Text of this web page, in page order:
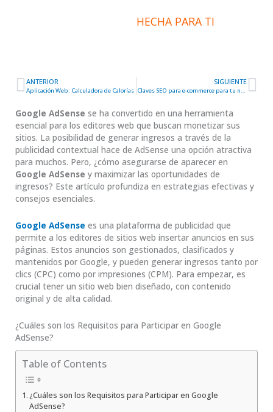
HECHA PARA TI
Ant
ANTERIOR
Aplicación Web: Calculadora de Calorías
SIGUIENTE
Claves SEO para e-commerce para tu negocio online
Google AdSense se ha convertido en una herramienta
esencial para los editores web que buscan monetizar sus
sitios. La posibilidad de generar ingresos a través de la
publicidad contextual hace de AdSense una opción atractiva
para muchos. Pero, ¿cómo asegurarse de aparecer en
Google AdSense y maximizar las oportunidades de
ingresos? Este artículo profundiza en estrategias efectivas y
consejos esenciales.
Google AdSense es una plataforma de publicidad que
permite a los editores de sitios web insertar anuncios en sus
páginas. Estos anuncios son gestionados, clasificados y
mantenidos por Google, y pueden generar ingresos tanto por
clics (CPC) como por impresiones (CPM). Para empezar, es
crucial tener un sitio web bien diseñado, con contenido
original y de alta calidad.
¿Cuáles son los Requisitos para Participar en Google
AdSense?
Table of Contents
¿Cuáles son los Requisitos para Participar en Google
AdSense?